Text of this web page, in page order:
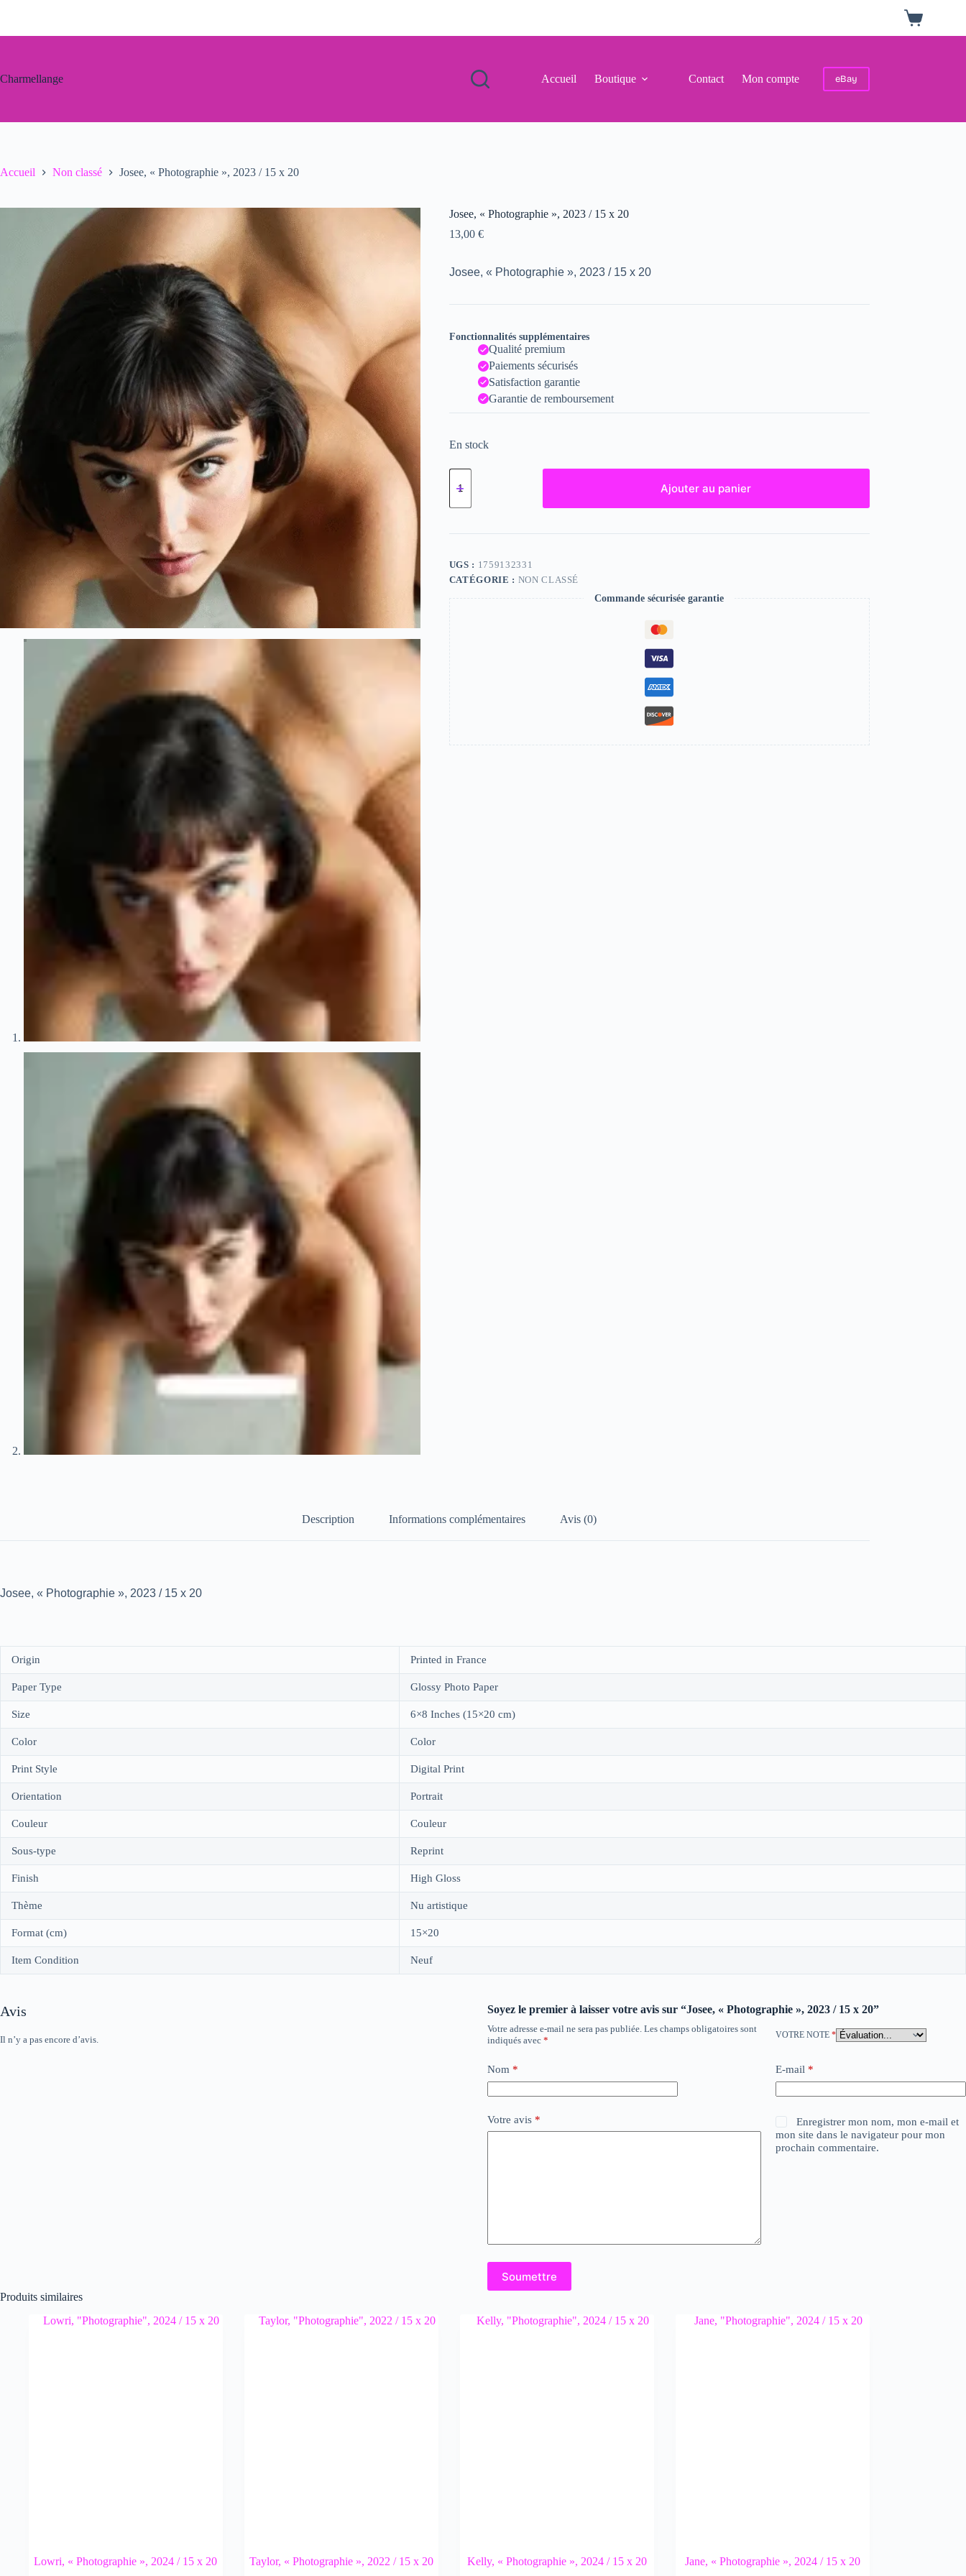
Panier
d’achat
Charmellange Accueil Boutique Contact Mon compte eBay
Accueil Non classé Josee, « Photographie », 2023 / 15 x 20
Josee, « Photographie », 2023 / 15 x 20
13,00 €
Josee, « Photographie », 2023 / 15 x 20
Fonctionnalités supplémentaires
Qualité premium
Paiements sécurisés
Satisfaction garantie
Garantie de remboursement
En stock
quantité
de
"Photographie",
/
x
20
Ajouter au panier
UGS : 1759132331
CATÉGORIE : NON CLASSÉ
Commande sécurisée garantie
Description Informations complémentaires Avis (0)
Josee, « Photographie », 2023 / 15 x 20
Origin Printed in France
Paper Type Glossy Photo Paper
Size 6×8 Inches (15×20 cm)
Color Color
Print Style Digital Print
Orientation Portrait
Couleur Couleur
Sous-type Reprint
Finish High Gloss
Thème Nu artistique
Format (cm) 15×20
Item Condition Neuf
Avis
Il n’y a pas encore d’avis.
Soyez le premier à laisser votre avis sur “Josee, « Photographie », 2023 / 15 x 20”
Votre adresse e-mail ne sera pas publiée. Les champs obligatoires sont
indiqués avec *
VOTRE NOTE *
Nom * E-mail *
Votre avis *
Enregistrer mon nom, mon e-mail et
mon site dans le navigateur pour mon
prochain commentaire.
Soumettre
Produits similaires
Lowri, « Photographie », 2024 / 15 x 20
Taylor, « Photographie », 2022 / 15 x 20
Kelly, « Photographie », 2024 / 15 x 20
Jane, « Photographie », 2024 / 15 x 20